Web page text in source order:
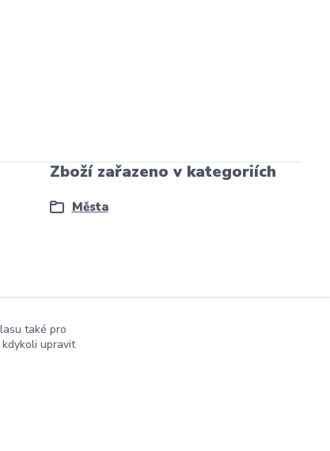
Zboží zařazeno v kategoriích
Města
také pro
upravit